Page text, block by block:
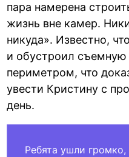
пара намерена
жизнь вне камер.
никуда». Известно,
и обустроил съемную
периметром, что
увести Кристину с
день.
Ребята ушли громко,